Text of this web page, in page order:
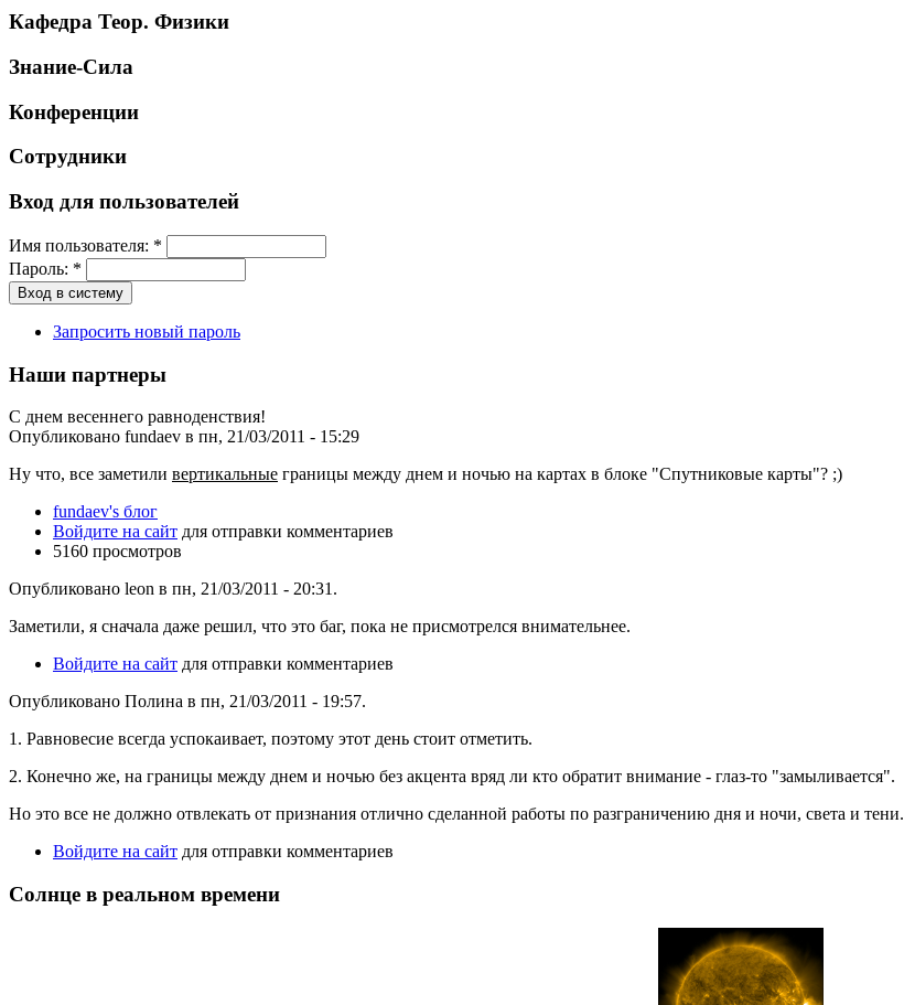
Кафедра Теор. Физики
Знание-Сила
Конференции
Сотрудники
Вход для пользователей
Имя пользователя: *
Пароль: *
Запросить новый пароль
Наши партнеры
С днем весеннего равноденствия!
Опубликовано fundaev в пн, 21/03/2011 - 15:29
Ну что, все заметили вертикальные границы между днем и ночью на картах в блоке "Спутниковые карты"? ;)
fundaev's блог
Войдите на сайт для отправки комментариев
5160 просмотров
Опубликовано leon в пн, 21/03/2011 - 20:31.
Заметили, я сначала даже решил, что это баг, пока не присмотрелся внимательнее.
Войдите на сайт для отправки комментариев
Опубликовано Полина в пн, 21/03/2011 - 19:57.
1. Равновесие всегда успокаивает, поэтому этот день стоит отметить.
2. Конечно же, на границы между днем и ночью без акцента вряд ли кто обратит внимание - глаз-то "замыливается".
Но это все не должно отвлекать от признания отлично сделанной работы по разграничению дня и ночи, света и тени.
Войдите на сайт для отправки комментариев
Солнце в реальном времени